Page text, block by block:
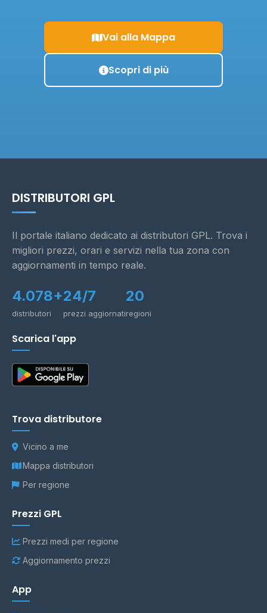
Vai alla Mappa
Scopri di più
DISTRIBUTORI GPL
Il portale italiano dedicato ai distributori GPL. Trova i
migliori prezzi, orari e servizi nella tua zona con
aggiornamenti in tempo reale.
4.078+
distributori
24/7
prezzi aggiornati
20
regioni
Scarica l'app
Trova distributore
Vicino a me
Mappa distributori
Per regione
Prezzi GPL
Prezzi medi per regione
Aggiornamento prezzi
App